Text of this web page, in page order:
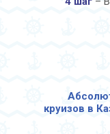
круизов в